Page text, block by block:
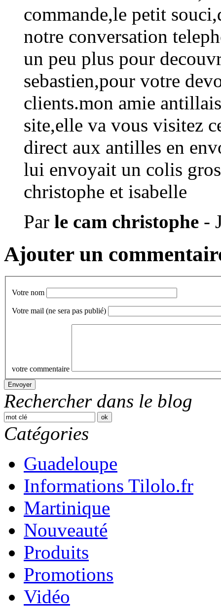
commande,le petit
notre conversation
un peu plus pour
sebastien,pour votre
clients.mon amie
site,elle va vous visitez
direct aux antilles en
lui envoyait un colis
christophe et isabelle
Par le cam christophe -
Ajouter un
Votre nom
Votre mail (ne sera pas publié)
votre commentaire
Rechercher dans le blog
Catégories
Guadeloupe
Informations Tilolo.fr
Martinique
Nouveauté
Produits
Promotions
Vidéo